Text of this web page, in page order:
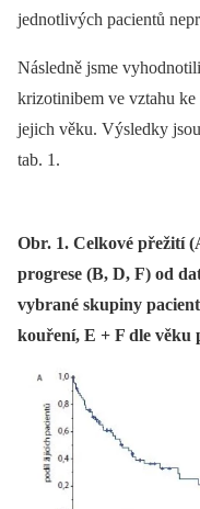
jednotlivých pacientů
Následně jsme
krizotinibem ve vztahu ke
jejich věku. Výsledky
tab. 1.
Obr. 1. Celkové přežití
progrese (B, D, F) od
vybrané skupiny
kouření, E + F dle věku